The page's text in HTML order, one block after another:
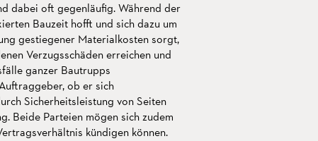
dabei oft gegenläufig. Während der
Bauzeit hofft und sich dazu um
gestiegener Materialkosten sorgt,
Verzugsschäden erreichen und
ganzer Bautrupps
ob er sich
Sicherheitsleistung von Seiten
Beide Parteien mögen sich zudem
kündigen können.